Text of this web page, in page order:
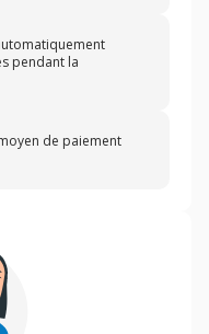
pendant la
de paiement